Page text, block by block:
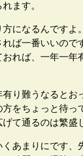
ます。
になるんですよ
ば一番いいので
れば、一年一年
り難うなるとお
をちょっと待っ
て通るのは繁盛
あまりにです、